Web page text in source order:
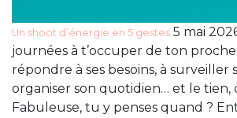
Un shoot d’énergie en 5 gestes 5 mai
journées à t’occuper de ton
répondre à ses besoins, à surveiller
organiser son quotidien… et le tien,
Fabuleuse, tu y penses quand ?